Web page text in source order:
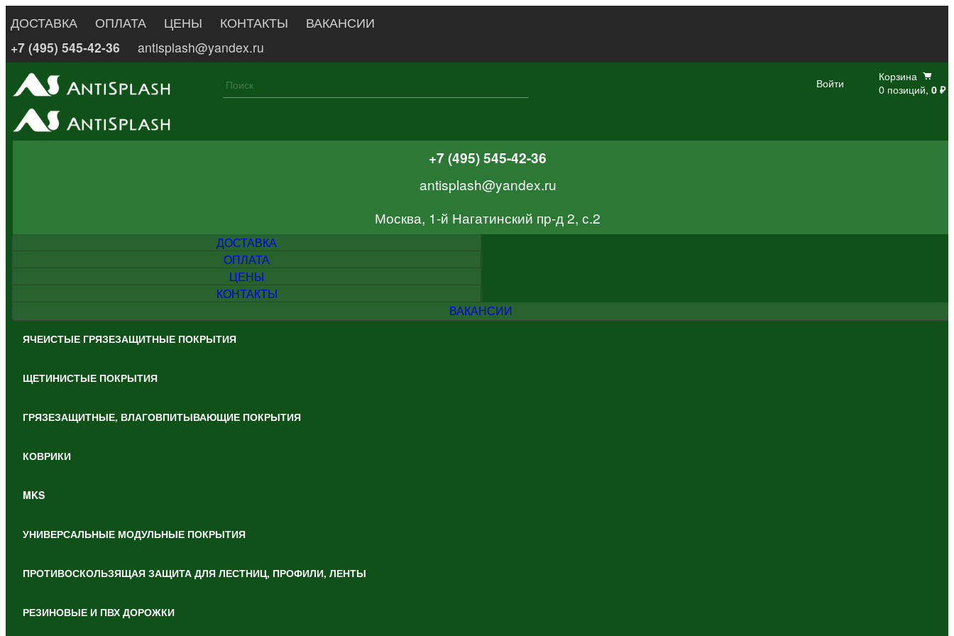
ДОСТАВКА ОПЛАТА ЦЕНЫ КОНТАКТЫ
ВАКАНСИИ
+7 (495) 545-42-36
antisplash@yandex.ru
Войти
Корзина
0 позиций, 0 ₽
+7 (495) 545-42-36
antisplash@yandex.ru
Москва, 1-й Нагатинский пр-д 2, с.2
ДОСТАВКА
ОПЛАТА
ЦЕНЫ
КОНТАКТЫ
ВАКАНСИИ
ЯЧЕИСТЫЕ ГРЯЗЕЗАЩИТНЫЕ ПОКРЫТИЯ
ЩЕТИНИСТЫЕ ПОКРЫТИЯ
ГРЯЗЕЗАЩИТНЫЕ, ВЛАГОВПИТЫВАЮЩИЕ ПОКРЫТИЯ
КОВРИКИ
MKS
УНИВЕРСАЛЬНЫЕ МОДУЛЬНЫЕ ПОКРЫТИЯ
ПРОТИВОСКОЛЬЗЯЩАЯ ЗАЩИТА ДЛЯ ЛЕСТНИЦ, ПРОФИЛИ, ЛЕНТЫ
РЕЗИНОВЫЕ И ПВХ ДОРОЖКИ